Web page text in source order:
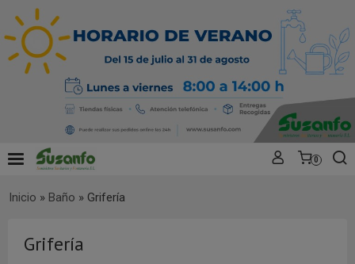
0
Inicio » Baño » Grifería
Grifería